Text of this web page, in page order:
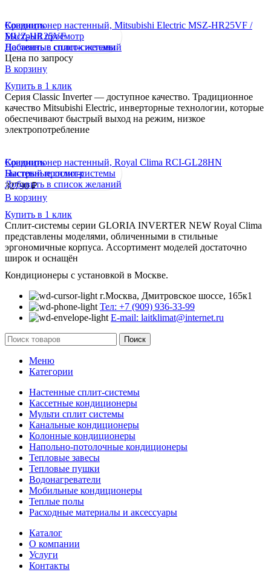
Сравнить
Быстрый просмотр
Добавить в список желаний
Кондиционер настенный, Mitsubishi Electric MSZ-HR25VF /
MUZ-HR25VF
Настенные сплит-системы
Цена по запросу
В корзину
Купить в 1 клик
Серия Classic Inverter — доступное качество. Традиционное
качество Mitsubishi Electric, инверторные технологии, которые
обеспечивают быстрый выход на режим, низкое
электропотребление
Сравнить
Быстрый просмотр
Добавить в список желаний
Кондиционер настенный, Royal Clima RCI-GL28HN
Настенные сплит-системы
32790₽
В корзину
Купить в 1 клик
Сплит-системы серии GLORIA INVERTER NEW Royal Clima
представлены моделями, обличенными в стильные
эргономичные корпуса. Ассортимент моделей достаточно
широк и оснащён
Кондиционеры с установкой в Москве.
г.Москва, Дмитровское шоссе, 165к1
Тел: +7 (909) 936-33-99
E-mail: laitklimat@internet.ru
Поиск
Меню
Категории
Настенные сплит-системы
Кассетные кондиционеры
Мульти сплит системы
Канальные кондиционеры
Колонные кондиционеры
Напольно-потолочные кондиционеры
Тепловые завесы
Тепловые пушки
Водонагреватели
Мобильные кондиционеры
Теплые полы
Расходные материалы и аксессуары
Каталог
О компании
Услуги
Контакты